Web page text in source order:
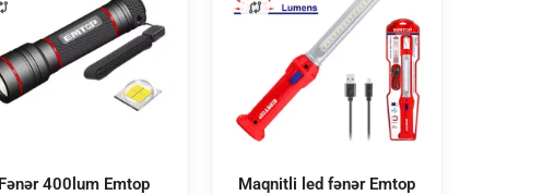
Fənər 400lum Emtop
Maqnitli led fənər Emtop